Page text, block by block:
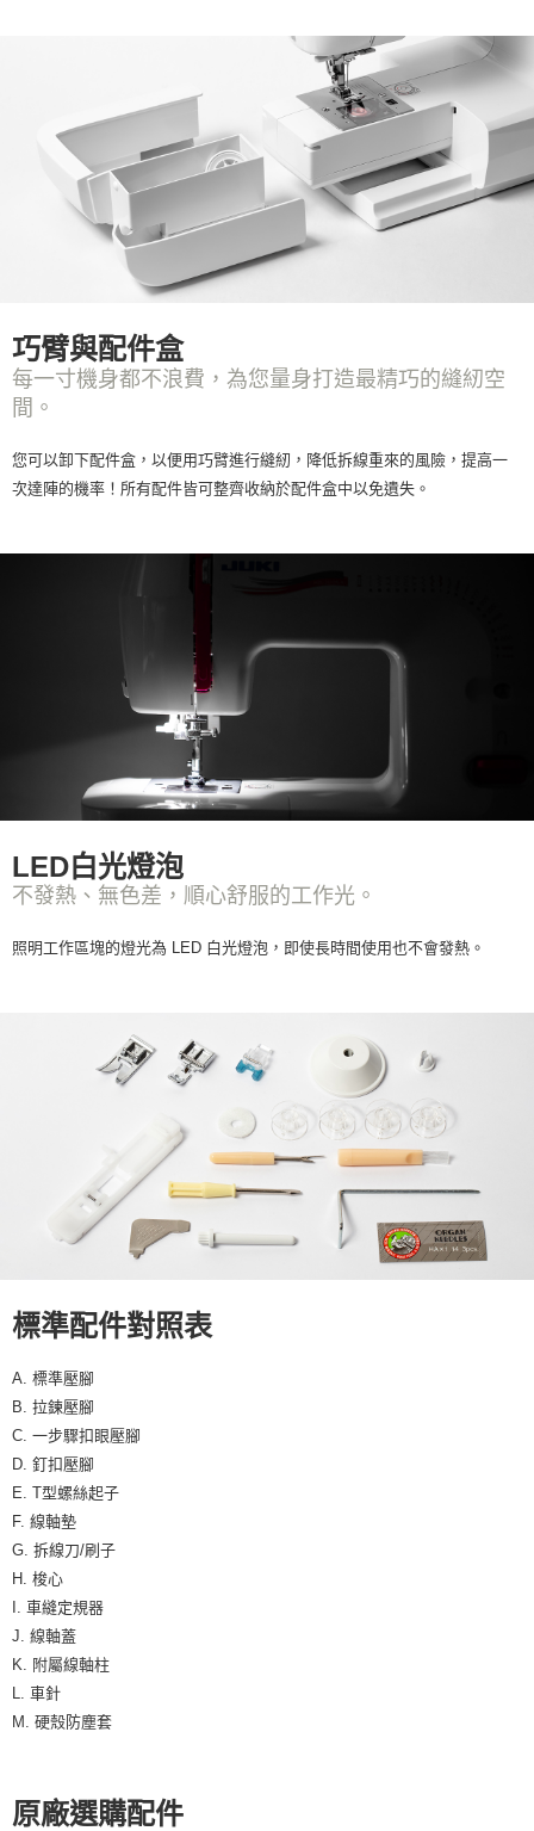
巧臂與配件盒
每一寸機身都不浪費，為您量身打造最精巧的縫紉空
間。
您可以卸下配件盒，以便用巧臂進行縫紉，降低拆線重來的風險，提高一
次達陣的機率！所有配件皆可整齊收納於配件盒中以免遺失。
LED白光燈泡
不發熱、無色差，順心舒服的工作光。
照明工作區塊的燈光為 LED 白光燈泡，即使長時間使用也不會發熱。
標準配件對照表
A. 標準壓腳
B. 拉鍊壓腳
C. 一步驟扣眼壓腳
D. 釘扣壓腳
E. T型螺絲起子
F. 線軸墊
G. 拆線刀/刷子
H. 梭心
I. 車縫定規器
J. 線軸蓋
K. 附屬線軸柱
L. 車針
M. 硬殼防塵套
原廠選購配件